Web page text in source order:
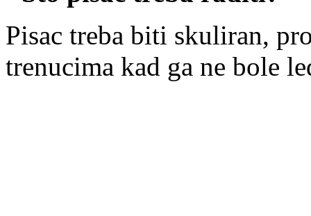
Pisac treba biti skuliran,
trenucima kad ga ne bole